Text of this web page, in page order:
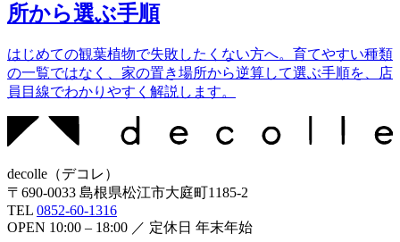
所から選ぶ手順
はじめての観葉植物で失敗したくない方へ。育てやすい種類
の一覧ではなく、家の置き場所から逆算して選ぶ手順を、店
員目線でわかりやすく解説します。
decolle （デコレ ）
〒 690-0033 島根県松江市大庭町1185-2
TEL 0852-60-1316
OPEN 10:00 – 18:00 ／ 定休日 年末年始